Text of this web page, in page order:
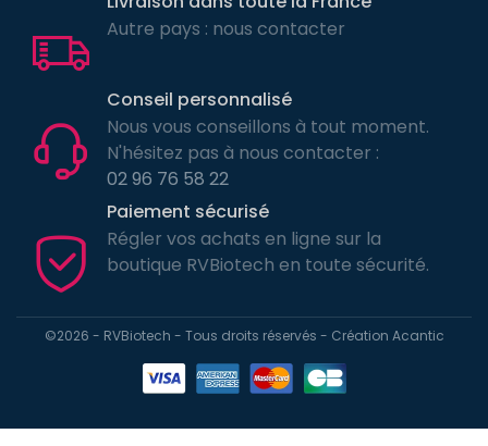
Autre pays : nous contacter
Conseil personnalisé
Nous vous conseillons à tout moment.
N'hésitez pas à nous contacter :
02 96 76 58 22
Paiement sécurisé
Régler vos achats en ligne sur la
boutique RVBiotech en toute sécurité.
©2026 - RVBiotech - Tous droits réservés - Création Acantic